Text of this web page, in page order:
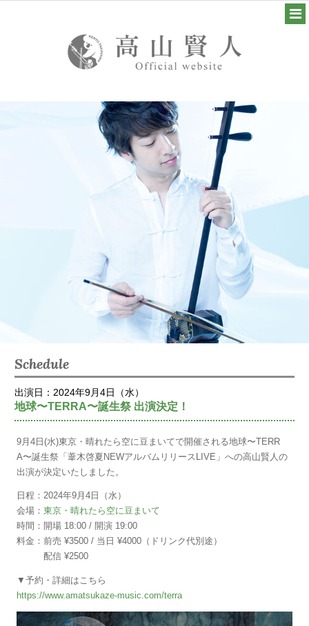
Schedule
出演日：2024年9月4日（水）
地球〜TERRA〜誕生祭 出演決定！
9月4日(水)東京・晴れたら空に豆まいてで開催される地球〜TERR
A〜誕生祭「葦木啓夏NEWアルバムリリースLIVE」への高山賢人の
出演が決定いたしました。
日程：2024年9月4日（水）
会場：東京・晴れたら空に豆まいて
時間：開場 18:00 / 開演 19:00
料金：前売 ¥3500 / 当日 ¥4000（ドリンク代別途）
配信 ¥2500
▼予約・詳細はこちら
https://www.amatsukaze-music.com/terra